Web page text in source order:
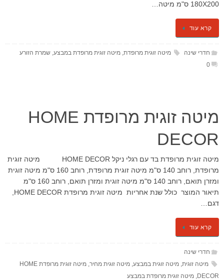
180X200 ס"מ מיטה…
קרא עוד
חדרי שינה מיטה זוגית מרופדת ,מיטה זוגית מרופדת במבצע ,שמרת הזורע
0
מיטה זוגית מרופדת HOME
DECOR
מיטה זוגית מרופדת בד עם רגלי ניקל HOME DECOR מיטה זוגית
מרופדת, רוחב 140 ס"מ מיטה זוגית מרופדת, רוחב 160 ס"מ מיטה זוגית
ומזרן תואם, רוחב 140 ס"מ מיטה זוגית ומזרן תואם, רוחב 160 ס"מ
תיאור המוצר כולל שנת אחריות מיטה זוגית מרופדת HOME DECOR,
דגם…
קרא עוד
חדרי שינה
מיטה זוגית, מיטה זוגית במבצע, מיטה זוגית מחיר,
מיטה זוגית מרופדת HOME
DECOR מיטה זוגית מרופדת במבצע